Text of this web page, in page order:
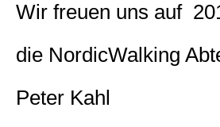
Wir freuen uns auf
die NordicWalking
Peter Kahl